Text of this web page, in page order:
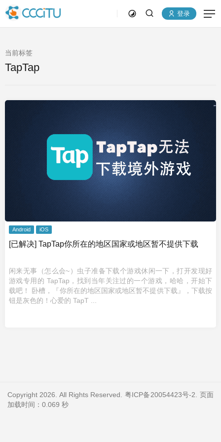
登录
当前标签
TapTap
Android iOS
[已解决] TapTap你所在的地区国家或地区暂不提供下载
闲来无事（怎么会~）虫子准备下载个游戏休闲一下，打开发现好
游戏专用的 TapTap，找到当年关注过的一个游戏，哈哈，开始下
载吧！ 卧槽，『你所在的地区国家或地区暂不提供下载』，下载按
钮是灰色的！心爱的 TapT ...
Copyright 2026. All Rights Reserved. 粤ICP备20054423号-2 . 页面
加载时间：0.069 秒